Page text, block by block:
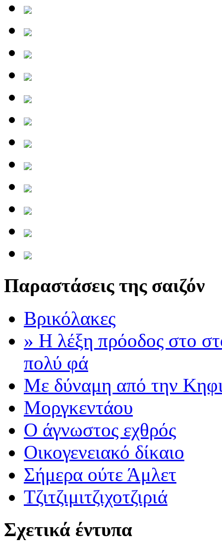
Παραστάσεις της σαιζόν
Βρικόλακες
» Η λέξη πρόοδος στο
πολύ φά
Με δύναμη από την
Μοργκεντάου
Ο άγνωστος εχθρός
Οικογενειακό δίκαιο
Σήμερα ούτε Άμλετ
Τζιτζιμιτζιχοτζιριά
Σχετικά έντυπα